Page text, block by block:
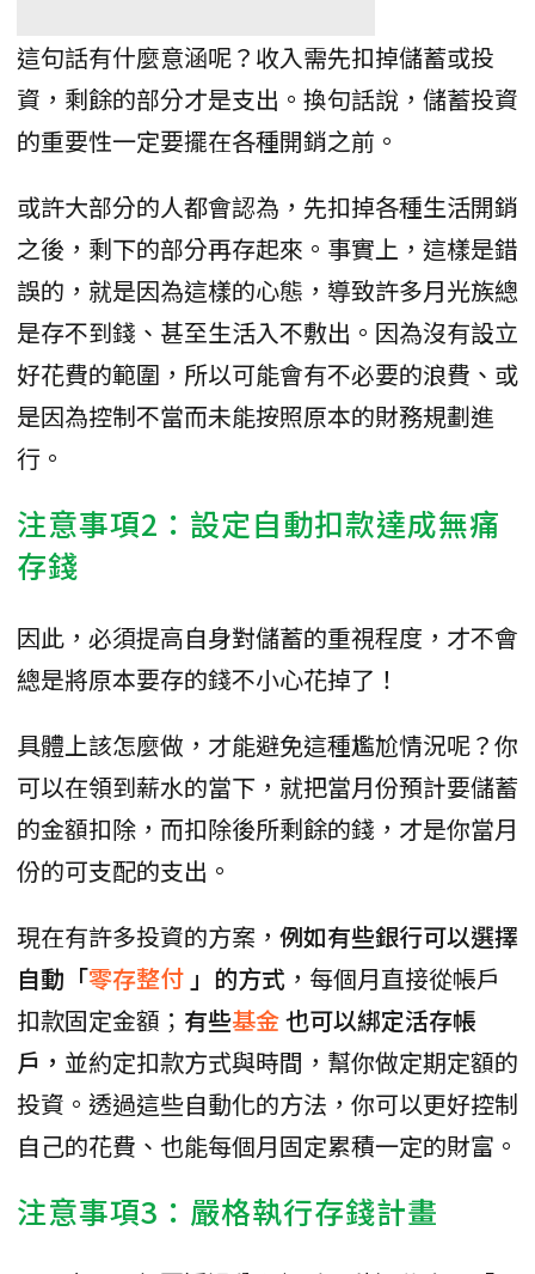
這句話有什麼意涵呢？收入需先扣掉儲蓄或投
資，剩餘的部分才是支出。換句話說，儲蓄投資
的重要性一定要擺在各種開銷之前。
或許大部分的人都會認為，先扣掉各種生活開銷
之後，剩下的部分再存起來。事實上，這樣是錯
誤的，就是因為這樣的心態，導致許多月光族總
是存不到錢、甚至生活入不敷出。因為沒有設立
好花費的範圍，所以可能會有不必要的浪費、或
是因為控制不當而未能按照原本的財務規劃進
行。
注意事項2：設定自動扣款達成無痛
存錢
因此，必須提高自身對儲蓄的重視程度，才不會
總是將原本要存的錢不小心花掉了！
具體上該怎麼做，才能避免這種尷尬情況呢？你
可以在領到薪水的當下，就把當月份預計要儲蓄
的金額扣除，而扣除後所剩餘的錢，才是你當月
份的可支配的支出。
現在有許多投資的方案， 例如有些銀行可以選擇
自動「零存整付 」的方式 ，每個月直接從帳戶
扣款固定金額； 有些基金也可以綁定活存帳
戶， 並約定扣款方式與時間，幫你做定期定額的
投資。透過這些自動化的方法，你可以更好控制
自己的花費、也能每個月固定累積一定的財富。
注意事項3：嚴格執行存錢計畫